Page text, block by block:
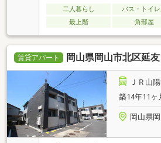
二人暮らし バス・トイレ
最上階
角部屋
賃貸アパート 岡山県岡山市北区延
ＪＲ山
築14年11ヶ
岡山県